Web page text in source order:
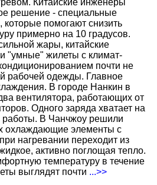
Китайские инженеры
решение - специальные
помогают снизить
примерно на 10 градусов.
жары, китайские
"умные" жилеты с климат-
почти не
рабочей одежды. Главное
В городе Нанкин в
вентилятора, работающих от
Одного заряда хватает на
работы. В Чанчжоу решили
охлаждающие элементы с
нагревании переходит из
активно поглощая тепло.
температуру в течение
выглядят почти ...>>